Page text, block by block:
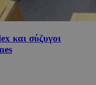
και σύζυγοι